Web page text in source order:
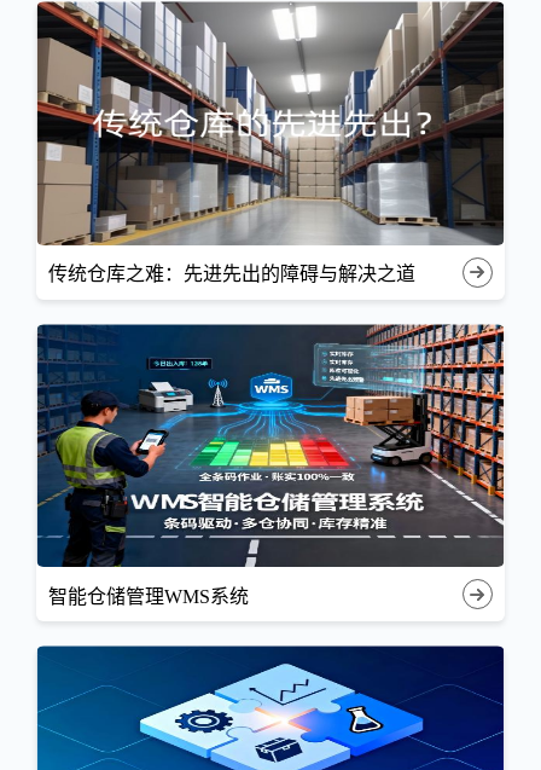
传统仓库之难：先进先出的障碍与解决之道
智能仓储管理WMS系统